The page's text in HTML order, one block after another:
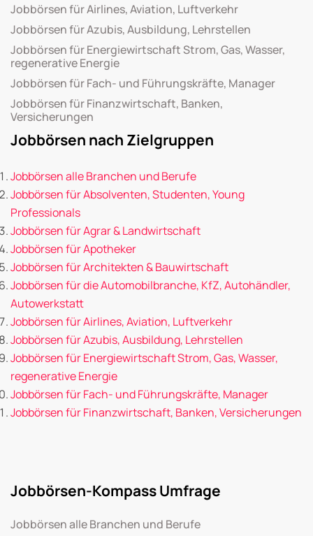
Jobbörsen für Airlines, Aviation, Luftverkehr
Jobbörsen für Azubis, Ausbildung, Lehrstellen
Jobbörsen für Energiewirtschaft Strom, Gas, Wasser,
regenerative Energie
Jobbörsen für Fach- und Führungskräfte, Manager
Jobbörsen für Finanzwirtschaft, Banken,
Versicherungen
Jobbörsen nach Zielgruppen
Jobbörsen alle Branchen und Berufe
Jobbörsen für Absolventen, Studenten, Young
Professionals
Jobbörsen für Agrar & Landwirtschaft
Jobbörsen für Apotheker
Jobbörsen für Architekten & Bauwirtschaft
Jobbörsen für die Automobilbranche, KfZ, Autohändler,
Autowerkstatt
Jobbörsen für Airlines, Aviation, Luftverkehr
Jobbörsen für Azubis, Ausbildung, Lehrstellen
Jobbörsen für Energiewirtschaft Strom, Gas, Wasser,
regenerative Energie
Jobbörsen für Fach- und Führungskräfte, Manager
Jobbörsen für Finanzwirtschaft, Banken, Versicherungen
Jobbörsen-Kompass Umfrage
Jobbörsen alle Branchen und Berufe